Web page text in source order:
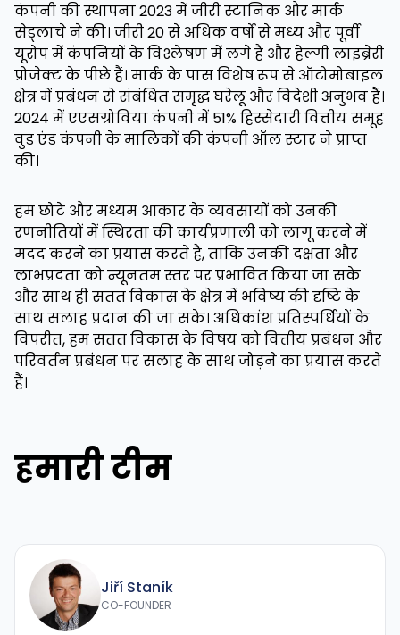
कंपनी की स्थापना 2023 में जीरी स्टानिक और मार्क
सेड्लाचे ने की। जीरी 20 से अधिक वर्षों से मध्य और पूर्वी
यूरोप में कंपनियों के विश्लेषण में लगे हैं और हेल्गी लाइब्रेरी
प्रोजेक्ट के पीछे हैं। मार्क के पास विशेष रूप से ऑटोमोबाइल
क्षेत्र में प्रबंधन से संबंधित समृद्ध घरेलू और विदेशी अनुभव हैं।
2024 में एएसग्रोविया कंपनी में 51% हिस्सेदारी वित्तीय समूह
वुड एंड कंपनी के मालिकों की कंपनी ऑल स्टार ने प्राप्त
की।
हम छोटे और मध्यम आकार के व्यवसायों को उनकी
रणनीतियों में स्थिरता की कार्यप्रणाली को लागू करने में
मदद करने का प्रयास करते हैं, ताकि उनकी दक्षता और
लाभप्रदता को न्यूनतम स्तर पर प्रभावित किया जा सके
और साथ ही सतत विकास के क्षेत्र में भविष्य की दृष्टि के
साथ सलाह प्रदान की जा सके। अधिकांश प्रतिस्पर्धियों के
विपरीत, हम सतत विकास के विषय को वित्तीय प्रबंधन और
परिवर्तन प्रबंधन पर सलाह के साथ जोड़ने का प्रयास करते
हैं।
हमारी टीम
Jiří Staník
CO-FOUNDER